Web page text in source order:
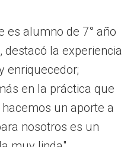
es alumno de 7° año
destacó la experiencia
enriquecedor;
en la práctica que
un aporte a
nosotros es un